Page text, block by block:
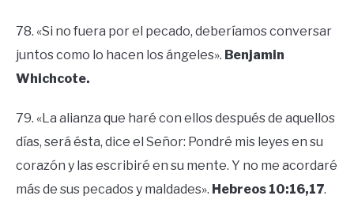
78. «Si no fuera por el pecado, deberíamos conversar
juntos como lo hacen los ángeles». Benjamin
Whichcote.
79. «La alianza que haré con ellos después de aquellos
días, será ésta, dice el Señor: Pondré mis leyes en su
corazón y las escribiré en su mente. Y no me acordaré
más de sus pecados y maldades». Hebreos 10:16,17.